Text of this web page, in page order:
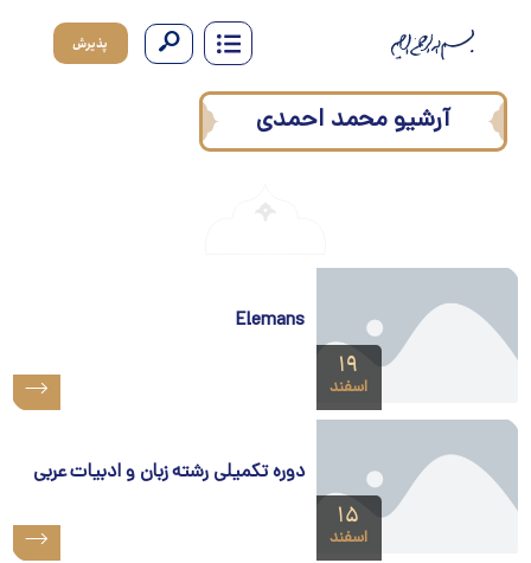
آرشیومحمد احمدی
۱۹
Elemans
۱۵
دوره تکمیلی رشته زبان و ادبیات عربی